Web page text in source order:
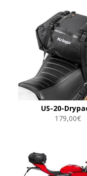
US-20-
179,00€